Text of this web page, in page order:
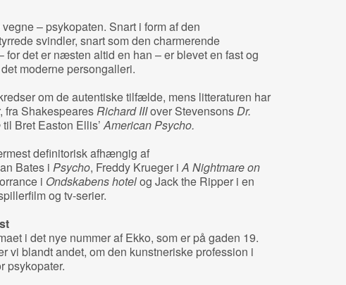
– psykopaten. Snart i form af den
svindler, snart som den charmerende
for det er næsten altid en han – er blevet en fast og
moderne persongalleri.
om de autentiske tilfælde, mens litteraturen har
fra ShakespearesRichard IIIover StevensonsDr.
til Bret Easton Ellis’American Psycho.
definitorisk afhængig af
Bates i Psycho, Freddy Krueger iA Nightmare on
i Ondskabens hotelog Jack the Ripper i en
og tv-serier.
i det nye nummer af Ekko, som er på gaden 19.
vi blandt andet, om den kunstneriske profession i
psykopater.